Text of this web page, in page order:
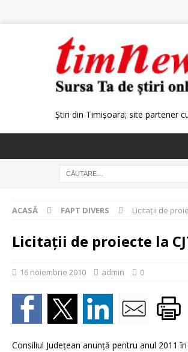
Știri din Timișoara; site partener
ACASĂ FAPT DIVERS Licitaţii de
Licitaţii de proiecte la
16 noiembrie 2010 admin 0
Consiliul Judeţean anunţă pentru anul 2011